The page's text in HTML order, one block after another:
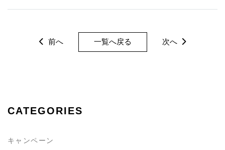
前へ 一覧へ戻る 次へ
CATEGORIES
キャンペーン